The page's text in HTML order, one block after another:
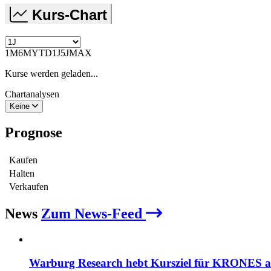
Kurs-Chart
1M6MYTD1J5JMAX
Kurse werden geladen...
Chartanalysen
Keine
Prognose
Kaufen
Halten
Verkaufen
News Zum News-Feed
Warburg Research hebt Kursziel für KRONES